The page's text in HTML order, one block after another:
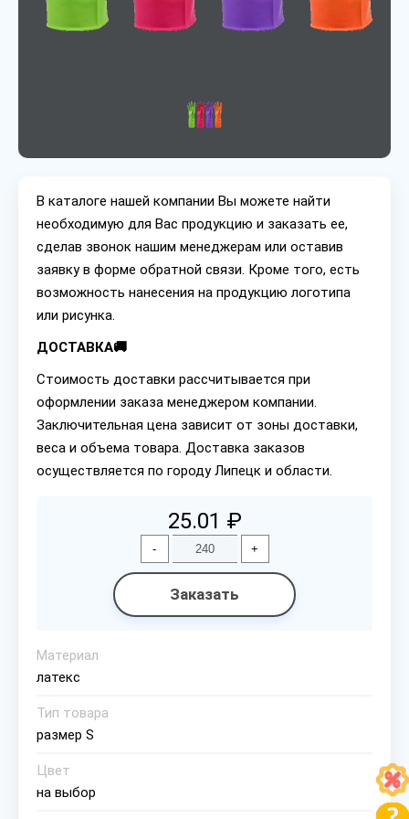
В каталоге нашей компании Вы можете найти
необходимую для Вас продукцию и заказать ее,
сделав звонок нашим менеджерам или оставив
заявку в форме обратной связи. Кроме того, есть
возможность нанесения на продукцию логотипа
или рисунка.
ДОСТАВКА🚚
Стоимость доставки рассчитывается при
оформлении заказа менеджером компании.
Заключительная цена зависит от зоны доставки,
веса и объема товара. Доставка заказов
осуществляется по городу Липецк и области.
25.01 ₽
- +
Заказать
Материал
латекс
Тип товара
размер S
Цвет
на выбор